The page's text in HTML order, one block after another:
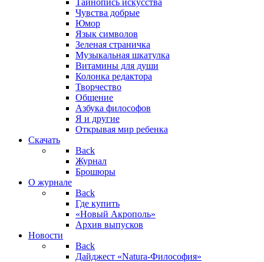
Тайнопись искусства
Чувства добрые
Юмор
Язык символов
Зеленая страничка
Музыкальная шкатулка
Витамины для души
Колонка редактора
Творчество
Общение
Азбука философов
Я и другие
Открывая мир ребенка
Скачать
Back
Журнал
Брошюры
О журнале
Back
Где купить
«Новый Акрополь»
Архив выпусков
Новости
Back
Дайджест «Natura-Философия»